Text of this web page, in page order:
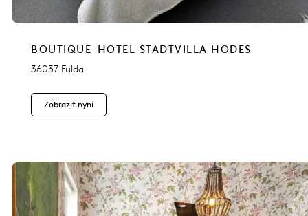
BOUTIQUE-HOTEL STADTVILLA HODES
36037 Fulda
Zobrazit nyní